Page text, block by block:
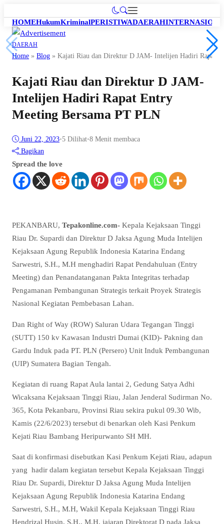
HOMEHukumKriminalPERISTIWADAERAH
DAERAH
Home » Blog » Kajati Riau dan Direktur D JAM- Intelijen Hadiri Rapat
Kajati Riau dan Direktur D JAM-
Intelijen Hadiri Rapat Entry
Meeting Bersama PT PLN
Juni 22, 2023•5 Dilihat•8 Menit membaca
Bagikan
Spread the love
PEKANBARU, Tepakonline.com- Kepala Kejaksaan Tinggi
Riau Dr. Supardi dan Direktur D Jaksa Agung Muda Intelijen
Kejaksaan Agung Republik Indonesia Katarina Endang
Sarwestri, S.H., M.H menghadiri Rapat Pendahuluan (Entry
Meeting) dan Penandatanganan Pakta Integritas terhadap
Pengamanan Pembangunan Strategis terkait Proyek Strategis
Nasional Kegiatan Pembebasan Lahan.
Dan Right of Way (ROW) Saluran Udara Tegangan Tinggi
(SUTT) 150 kv Kawasan Industri Dumai (KID)- Pakning dan
Gardu Induk pada PT. PLN (Persero) Unit Induk Pembangunan
(UIP) Sumatera Bagian Tengah.
Kegiatan di ruang Rapat Aula lantai 2, Gedung Satya Adhi
Wicaksana Kejaksaan Tinggi Riau, Jalan Jenderal Sudirman No.
365, Kota Pekanbaru, Provinsi Riau sekira pukul 09.30 Wib,
Kamis (22/6/2023) tersebut di benarkan oleh Kasi Penkum
Kejati Riau Bambang Heripurwanto SH MH.
Saat di konfirmasi disebutkan Kasi Penkum Kejati Riau, adapun
yang hadir dalam kegiatan tersebut Kepala Kejaksaan Tinggi
Riau Dr. Supardi, Direktur D Jaksa Agung Muda Intelijen
Kejaksaan Agung Republik Indonesia Katarina Endang
Sarwestri, S.H., M.H, Wakil Kepala Kejaksaan Tinggi Riau
Hendrizal Husin, S.H., M.H, jajaran Direktorat D pada Jaksa